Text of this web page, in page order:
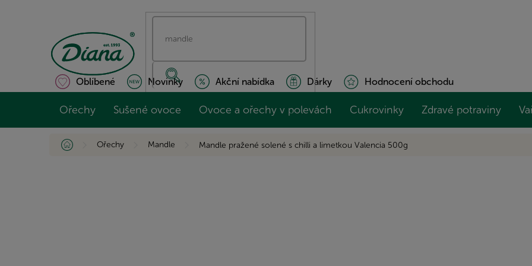
Oblíbené Novinky Akční nabídka Dárky Hodnocení obchodu
Ořechy Sušené ovoce Ovoce a ořechy v polevách Cukrovinky Zdravé potraviny
Domů Ořechy Mandle Mandle pražené solené s chilli a limetkou Valencia 500g